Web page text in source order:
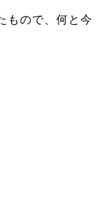
もので、何と今